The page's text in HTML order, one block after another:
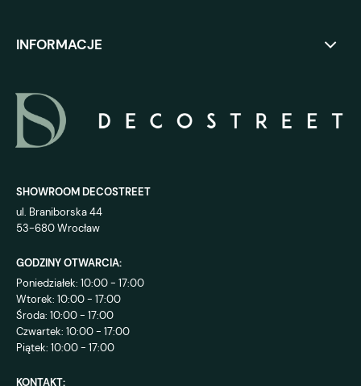
INFORMACJE
SHOWROOM DECOSTREET
ul. Braniborska 44
53-680 Wrocław
GODZINY OTWARCIA:
Poniedziałek: 10:00 - 17:00
Wtorek: 10:00 - 17:00
Środa: 10:00 - 17:00
Czwartek: 10:00 - 17:00
Piątek: 10:00 - 17:00
KONTAKT: